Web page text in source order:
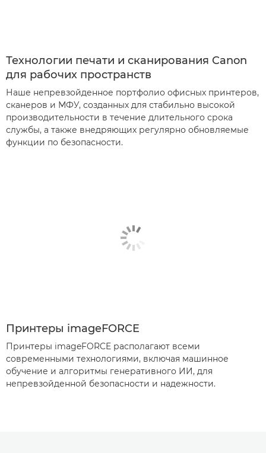
Технологии печати и сканирования Canon
для рабочих пространств
Наше непревзойденное портфолио офисных принтеров,
сканеров и МФУ, созданных для стабильно высокой
производительности в течение длительного срока
службы, а также внедряющих регулярно обновляемые
функции по безопасности.
Принтеры imageFORCE
Принтеры imageFORCE располагают всеми
современными технологиями, включая машинное
обучение и алгоритмы генеративного ИИ, для
непревзойденной безопасности и надежности.